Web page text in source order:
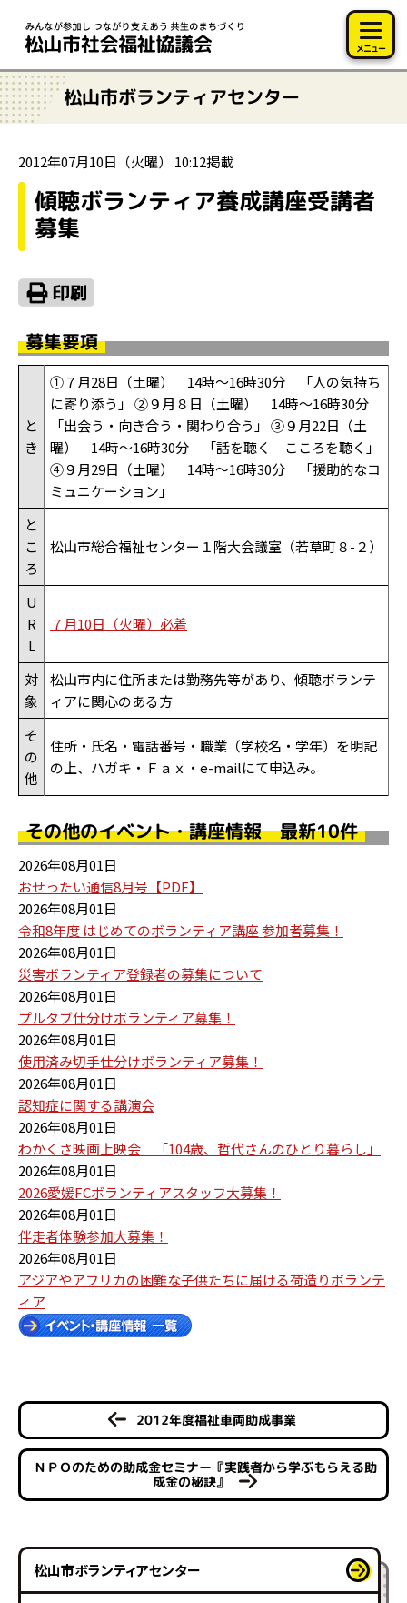
メニュー
松山市ボランティアセンター
2012年07月10日（火曜） 10:12掲載
傾聴ボランティア養成講座受講者
募集
募集要項
と
き
①７月28日（土曜） 14時～16時30分 「人の気持ち
に寄り添う」 ②９月８日（土曜） 14時～16時30分
「出会う・向き合う・関わり合う」 ③９月22日（土
曜） 14時～16時30分 「話を聴く こころを聴く」
④９月29日（土曜） 14時～16時30分 「援助的なコ
ミュニケーション」
と
こ
ろ
松山市総合福祉センター１階大会議室（若草町８-２）
U
R
L
７月10日（火曜）必着
対
象
松山市内に住所または勤務先等があり、傾聴ボランテ
ィアに関心のある方
そ
の
他
住所・氏名・電話番号・職業（学校名・学年）を明記
の上、ハガキ・Ｆａｘ・e-mailにて申込み。
その他のイベント・講座情報 最新10件
2026年08月01日
おせったい通信8月号【PDF】
2026年08月01日
令和8年度 はじめてのボランティア講座 参加者募集！
2026年08月01日
災害ボランティア登録者の募集について
2026年08月01日
プルタブ仕分けボランティア募集！
2026年08月01日
使用済み切手仕分けボランティア募集！
2026年08月01日
認知症に関する講演会
2026年08月01日
わかくさ映画上映会 「104歳、哲代さんのひとり暮らし」
2026年08月01日
2026愛媛FCボランティアスタッフ大募集！
2026年08月01日
伴走者体験参加大募集！
2026年08月01日
アジアやアフリカの困難な子供たちに届ける荷造りボランテ
ィア
2012年度福祉車両助成事業
ＮＰＯのための助成金セミナー『実践者から学ぶもらえる助
成金の秘訣』
松山市ボランティアセンター